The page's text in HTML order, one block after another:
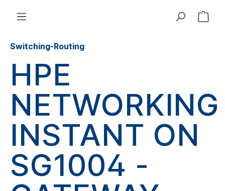
Switching-Routing
HPE
NETWORKING
INSTANT ON
SG1004 -